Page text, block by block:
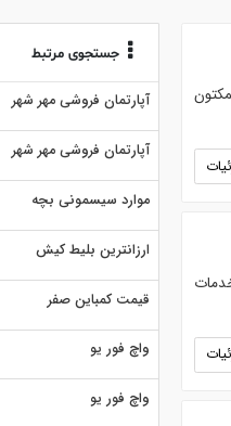
جستجوی مرتبط
آپارتمان فروشی مهر شهر
آپارتمان فروشی مهر شهر
موارد سیسمونی بچه
ارزانترین بلیط کیش
قیمت کمباین صفر
واچ فور یو
واچ فور یو